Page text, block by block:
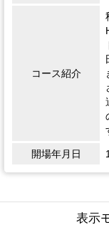
コース紹介
開場年月日
表示